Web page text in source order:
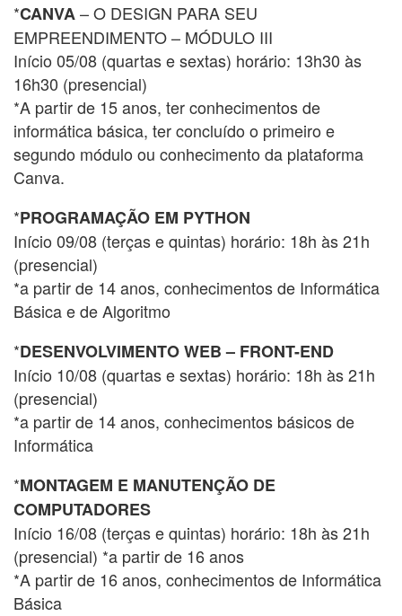
*CANVA– O DESIGN PARA SEU
EMPREENDIMENTO – MÓDULO III
Início 05/08 (quartas e sextas) horário: 13h30 às
16h30 (presencial)
*A partir de 15 anos, ter conhecimentos de
informática básica, ter concluído o primeiro e
segundo módulo ou conhecimento da plataforma
Canva.
*PROGRAMAÇÃO EM PYTHON
Início 09/08 (terças e quintas) horário: 18h às 21h
(presencial)
*a partir de 14 anos, conhecimentos de Informática
Básica e de Algoritmo
*DESENVOLVIMENTO WEB – FRONT-END
Início 10/08 (quartas e sextas) horário: 18h às 21h
(presencial)
*a partir de 14 anos, conhecimentos básicos de
Informática
*MONTAGEM E MANUTENÇÃO DE
COMPUTADORES
Início 16/08 (terças e quintas) horário: 18h às 21h
(presencial) *a partir de 16 anos
*A partir de 16 anos, conhecimentos de Informática
Básica